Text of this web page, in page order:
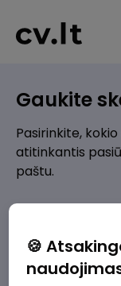
Gaukite
Pasirinkite,
atitinkantis
paštu.
Pridėti naują
🍪